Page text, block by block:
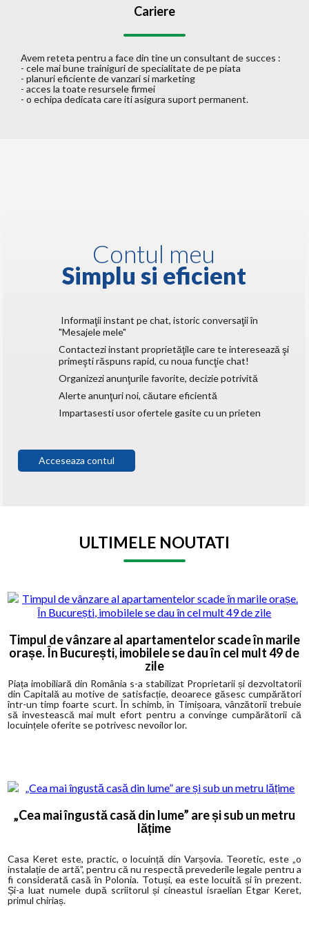
Cariere
Avem reteta pentru a face din tine un consultant de succes :
- cele mai bune trainiguri de specialitate de pe piata
- planuri eficiente de vanzari si marketing
- acces la toate resursele firmei
- o echipa dedicata care iti asigura suport permanent.
Contul meu
Simplu si eficient
Informaţii instant pe chat, istoric conversaţii în
"Mesajele mele"
Contactezi instant proprietăţile care te interesează şi
primeşti răspuns rapid, cu noua funcţie chat!
Organizezi anunţurile favorite, decizie potrivită
Alerte anunţuri noi, căutare eficientă
Impartasesti usor ofertele gasite cu un prieten
Acceseaza contul
ULTIMELE NOUTATI
Timpul de vânzare al apartamentelor scade în marile
orașe. În București, imobilele se dau în cel mult 49 de
zile
Piața imobiliară din România s-a stabilizat Proprietarii și dezvoltatorii
din Capitală au motive de satisfacție, deoarece găsesc cumpărători
într-un timp foarte scurt. În schimb, în Timișoara, vânzătorii trebuie
să investească mai mult efort pentru a convinge cumpărătorii că
locuințele oferite se potrivesc nevoilor lor.
„Cea mai îngustă casă din lume” are și sub un metru
lățime
Casa Keret este, practic, o locuință din Varșovia. Teoretic, este „o
instalație de artă”, pentru că nu respectă prevederile legale pentru a
fi considerată casă în Polonia. Totuși, ea este locuită și în prezent.
Și-a luat numele după scriitorul și cineastul israelian Etgar Keret,
primul chiriaș.